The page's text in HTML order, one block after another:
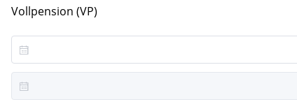
Vollpension (VP)